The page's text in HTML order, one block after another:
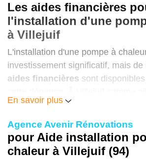
7
10 000
Les aides financières
l'installation d'une
à Villejuif
L'installation d'une pompe à
investissement significatif, mais de
aides financières sont
ces dispositifs encouragent la
et rendent ces équipements
accessibles.
En savoir plus
Agence Avenir Rénovations
pour Aide installation
chaleur à Villejuif (94)